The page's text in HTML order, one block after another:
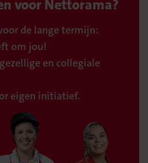
voor Nettorama?
de lange termijn:
om jou!
en collegiale
eigen initiatief.